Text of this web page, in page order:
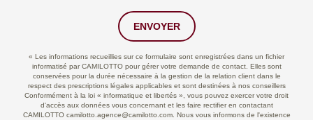
ENVOYER
« Les informations recueillies sur ce formulaire sont enregistrées dans un fichier
informatisé par CAMILOTTO pour gérer votre demande de contact. Elles sont
conservées pour la durée nécessaire à la gestion de la relation client dans le
respect des prescriptions légales applicables et sont destinées à nos conseillers
Conformément à la loi « informatique et libertés », vous pouvez exercer votre droit
d'accès aux données vous concernant et les faire rectifier en contactant
CAMILOTTO camilotto.agence@camilotto.com. Nous vous informons de l'existence